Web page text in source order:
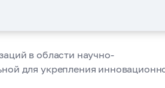
в области научно-
для укрепления